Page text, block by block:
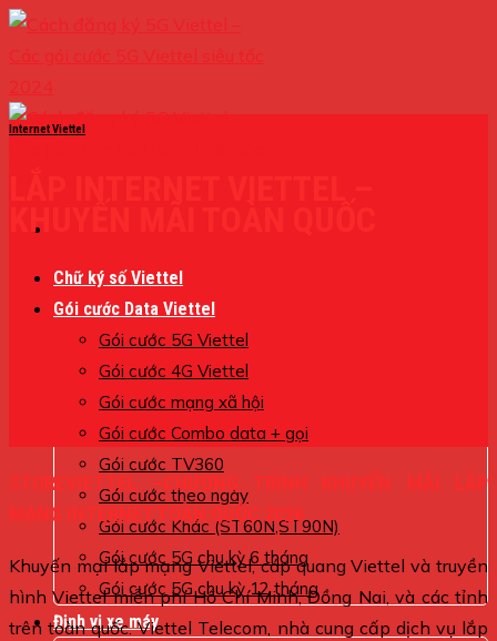
Skip
to
content
Chữ ký số Viettel
Gói cước Data Viettel
Gói cước 5G Viettel
Gói cước 4G Viettel
Gói cước mạng xã hội
Gói cước Combo data + gọi
Gói cước TV360
Gói cước theo ngày
Gói cước Khác (ST60N,ST90N)
Gói cước 5G chu kỳ 6 tháng
Gói cước 5G chu kỳ 12 tháng
Định vị xe máy
Internet Viettel
KHUYẾN MÃI TOÀN QUỐC
STOREVIETTEL –CHƯƠNG TRÌNH KHUYẾN MÃI LẮP
MẠNG INTERNET TOÀN QUỐC 2026
Khuyến mại lắp mạng Viettel, cáp quang Viettel và truyền
hình Viettel miễn phí Hồ Chí Minh, Đồng Nai, và các tỉnh
trên toàn quốc. Viettel Telecom, nhà cung cấp dịch vụ lắp